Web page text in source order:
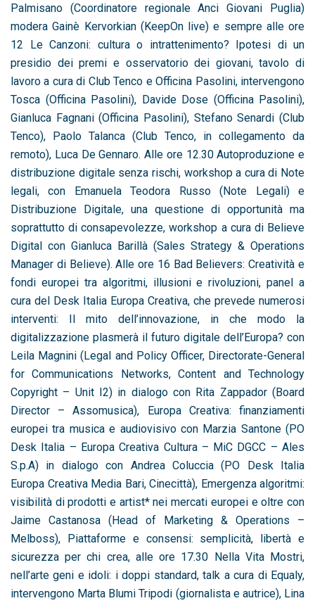
Palmisano (Coordinatore regionale Anci Giovani Puglia)
modera Gainè Kervorkian (KeepOn live) e sempre alle ore
12 Le Canzoni: cultura o intrattenimento? Ipotesi di un
presidio dei premi e osservatorio dei giovani, tavolo di
lavoro a cura di Club Tenco e Officina Pasolini, intervengono
Tosca (Officina Pasolini), Davide Dose (Officina Pasolini),
Gianluca Fagnani (Officina Pasolini), Stefano Senardi (Club
Tenco), Paolo Talanca (Club Tenco, in collegamento da
remoto), Luca De Gennaro. Alle ore 12.30 Autoproduzione e
distribuzione digitale senza rischi, workshop a cura di Note
legali, con Emanuela Teodora Russo (Note Legali) e
Distribuzione Digitale, una questione di opportunità ma
soprattutto di consapevolezze, workshop a cura di Believe
Digital con Gianluca Barillà (Sales Strategy & Operations
Manager di Believe). Alle ore 16 Bad Believers: Creatività e
fondi europei tra algoritmi, illusioni e rivoluzioni, panel a
cura del Desk Italia Europa Creativa, che prevede numerosi
interventi: Il mito dell’innovazione, in che modo la
digitalizzazione plasmerà il futuro digitale dell’Europa? con
Leila Magnini (Legal and Policy Officer, Directorate-General
for Communications Networks, Content and Technology
Copyright – Unit I2) in dialogo con Rita Zappador (Board
Director – Assomusica), Europa Creativa: finanziamenti
europei tra musica e audiovisivo con Marzia Santone (PO
Desk Italia – Europa Creativa Cultura – MiC DGCC – Ales
S.p.A) in dialogo con Andrea Coluccia (PO Desk Italia
Europa Creativa Media Bari, Cinecittà), Emergenza algoritmi:
visibilità di prodotti e artist* nei mercati europei e oltre con
Jaime Castanosa (Head of Marketing & Operations –
Melboss), Piattaforme e consensi: semplicità, libertà e
sicurezza per chi crea, alle ore 17.30 Nella Vita Mostri,
nell’arte geni e idoli: i doppi standard, talk a cura di Equaly,
intervengono Marta Blumi Tripodi (giornalista e autrice), Lina